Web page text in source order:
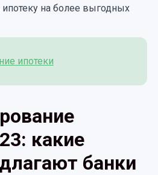
на более выгодных
ипотеки
какие
банки